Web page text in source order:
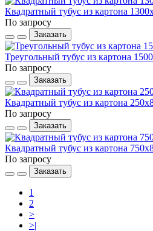
Квадратный тубус из картона
По запросу
Заказать
Треугольный тубус из картона
По запросу
Заказать
Квадратный тубус из картона
По запросу
Заказать
Квадратный тубус из картона
По запросу
Заказать
1
2
>
>|